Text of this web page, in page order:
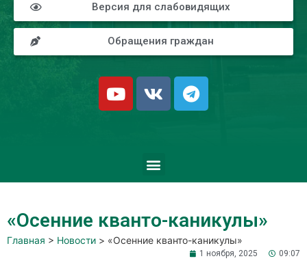
Версия для слабовидящих
Обращения граждан
«Осенние кванто-каникулы»
Главная > Новости > «Осенние кванто-каникулы»
1 ноября, 2025 09:07